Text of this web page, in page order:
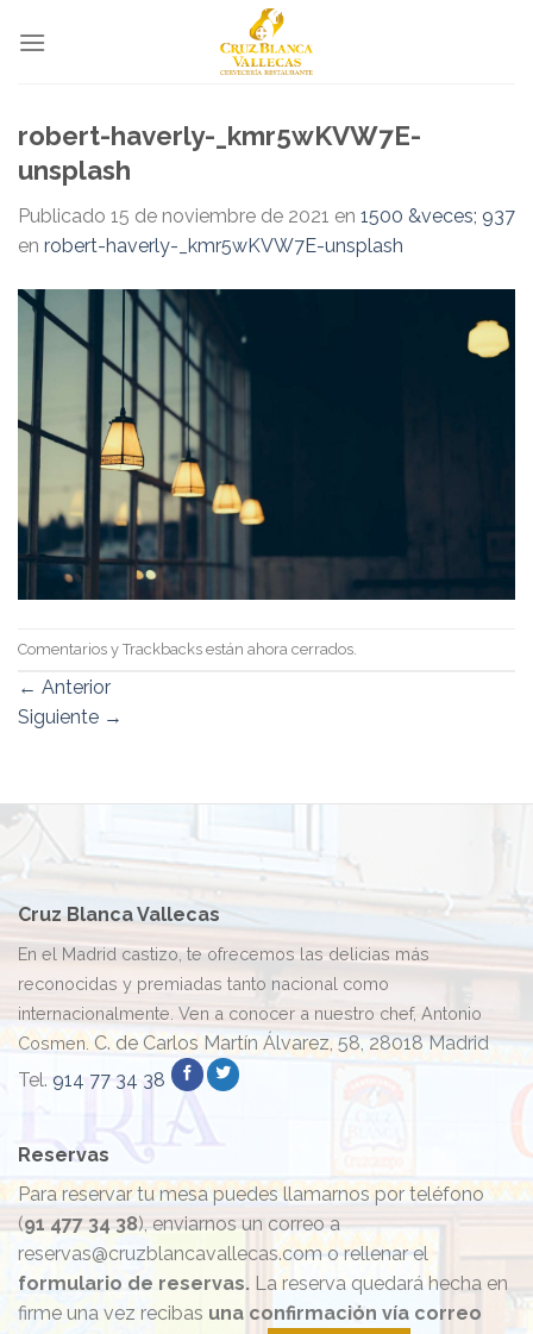
robert-haverly-_kmr5wKVW7E-
unsplash
Publicado 15 de noviembre de 2021 en 1500 &veces; 937
en robert-haverly-_kmr5wKVW7E-unsplash
Comentarios y Trackbacks están ahora cerrados.
← Anterior
Siguiente →
Cruz Blanca Vallecas
En el Madrid castizo, te ofrecemos las delicias más
reconocidas y premiadas tanto nacional como
internacionalmente. Ven a conocer a nuestro chef, Antonio
Cosmen. C. de Carlos Martín Álvarez, 58, 28018 Madrid
Tel. 914 77 34 38
Reservas
Para reservar tu mesa puedes llamarnos por teléfono
(91 477 34 38), enviarnos un correo a
reservas@cruzblancavallecas.com o rellenar el
formulario de reservas. La reserva quedará hecha en
firme una vez recibas una confirmación vía correo